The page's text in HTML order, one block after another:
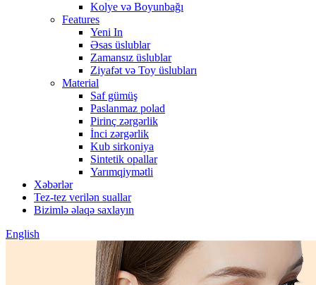
Kolye və Boyunbağı
Features
Yeni In
Əsas üslublar
Zamansız üslublar
Ziyafət və Toy üslubları
Material
Saf gümüş
Paslanmaz polad
Pirinç zərgərlik
İnci zərgərlik
Kub sirkoniya
Sintetik opallar
Yarımqiymətli
Xəbərlər
Tez-tez verilən suallar
Bizimlə əlaqə saxlayın
English